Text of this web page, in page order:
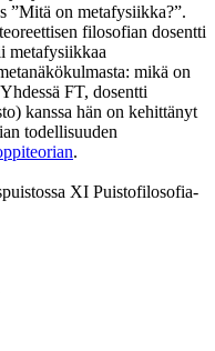
”Mitä on metafysiikka?”.
filosofian dosentti
metafysiikkaa
mikä on
FT, dosentti
kanssa hän on kehittänyt
todellisuuden
.
XI Puistofilosofia-